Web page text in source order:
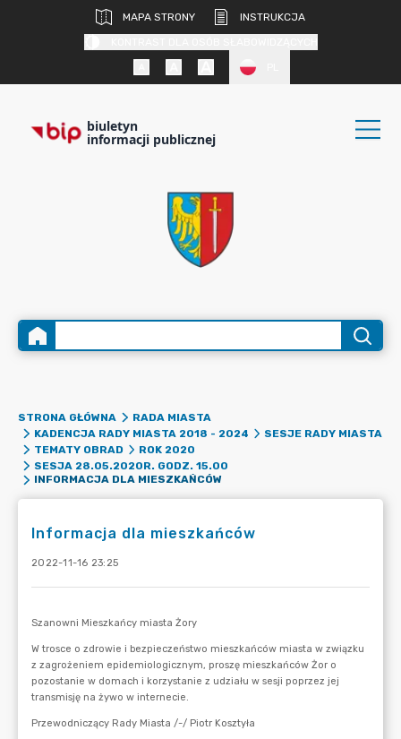
MAPA STRONY
INSTRUKCJA
biuletyn
informacji publicznej
STRONA GŁÓWNA
RADA MIASTA
KADENCJA RADY MIASTA 2018 - 2024
SESJE RADY MIASTA
TEMATY OBRAD
ROK 2020
SESJA 28.05.2020R. GODZ. 15.00
INFORMACJA DLA MIESZKAŃCÓW
Informacja dla mieszkańców
2022-11-16 23:25